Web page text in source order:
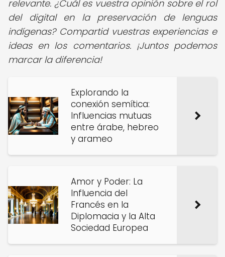
relevante. ¿Cuál es vuestra opinión sobre el rol
del digital en la preservación de lenguas
indígenas? Compartid vuestras experiencias e
ideas en los comentarios. ¡Juntos podemos
marcar la diferencia!
Explorando la
conexión semítica:
Influencias mutuas
entre árabe, hebreo
y arameo
Amor y Poder: La
Influencia del
Francés en la
Diplomacia y la Alta
Sociedad Europea